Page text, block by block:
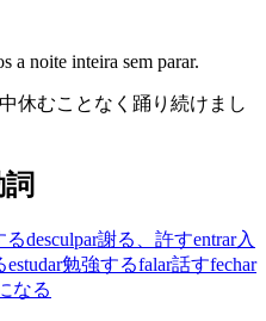
a noite inteira sem parar.
休むことなく踊り続けまし
るdesculpar謝る、許すentrar入
estudar勉強するfalar話すfechar
なる